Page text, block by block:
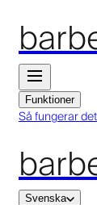
Funktioner
Så fungerar det
Svenska